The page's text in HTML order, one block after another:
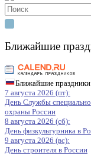
Search
for:
Ближайшие
Ближайшие
7 августа 2026 (пт):
День Службы
охраны России
8 августа 2026 (сб):
День физкультурника в
9 августа 2026 (вс):
День строителя в России